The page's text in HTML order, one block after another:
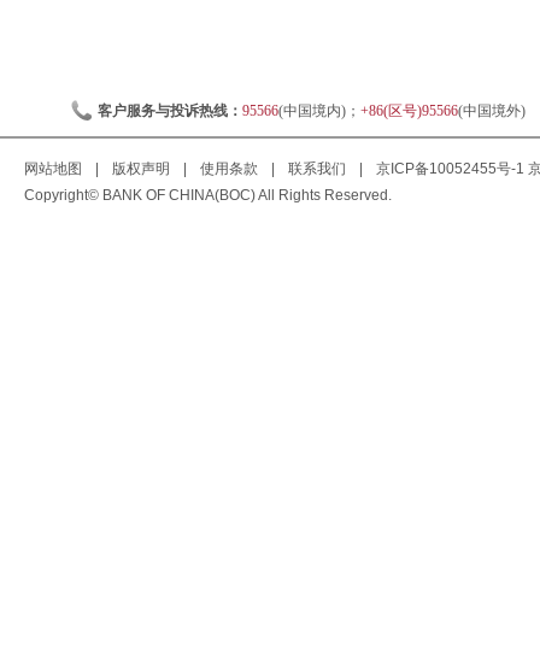
客户服务与投诉热线： 95566(中国境内)； +86(区号)95566(中国境外)
网站地图 版权声明 使用条款 联系我们 京ICP备10052455号-1
Copyright© BANK OF CHINA(BOC) All Rights Reserved.